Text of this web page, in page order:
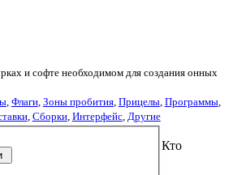
и софте необходимом для создания онных
, Флаги, Зоны пробития, Прицелы, Программы,
, Сборки, Интерфейс, Другие
Кто